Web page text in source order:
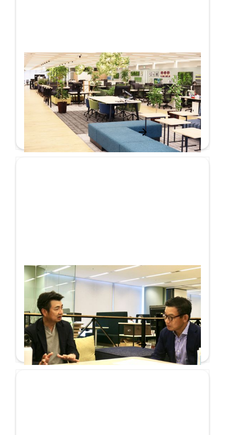
新出版社システム「CONTEO」が、出版業
界に変革を起こす
お客様の声
詳しく見る
「本とIT」をキーワードに、ワクワクする
未来を創る
対談
詳しく見る